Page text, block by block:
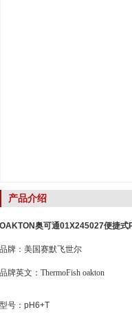
产品介绍
OAKTON奥可通01X245027便捷式
品牌：美国赛默飞世尔
品牌英文：ThermoFish oakton
型号： pH6+T